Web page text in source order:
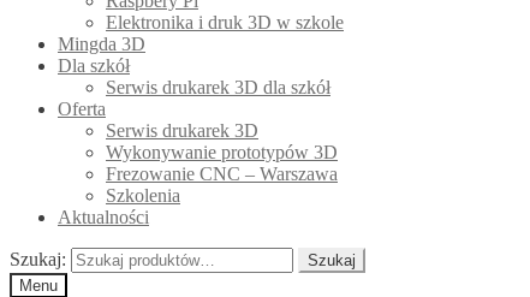
Elektronika i druk 3D w szkole
Mingda 3D
Dla szkół
Serwis drukarek 3D dla szkół
Oferta
Serwis drukarek 3D
Wykonywanie prototypów 3D
Frezowanie CNC – Warszawa
Szkolenia
Aktualności
Szukaj:
Szukaj
Menu